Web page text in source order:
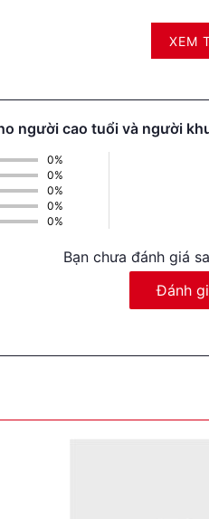
XEM
người cao tuổi và người
0%
0%
0%
0%
0%
Bạn chưa đánh giá
Đánh